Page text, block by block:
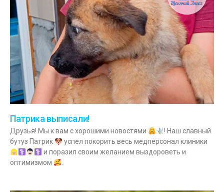
Патрика выписали!
Друзья! Мы к вам с хорошими новостями
! Наш славный
бутуз Патрик
успел покорить весь медперсонал клиники
и поразил своим желанием выздороветь и
оптимизмом
.